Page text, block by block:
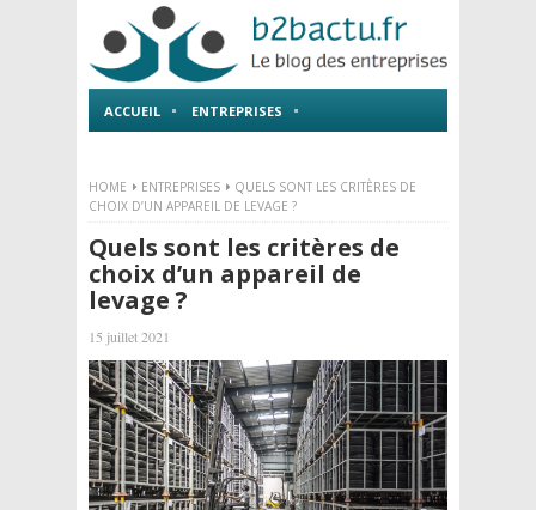
ACCUEIL ENTREPRISES
HOME ENTREPRISES
QUELS SONT LES CRITÈRES DE
CHOIX D’UN APPAREIL DE LEVAGE ?
Quels sont les critères de
choix d’un appareil de
levage ?
15 juillet 2021